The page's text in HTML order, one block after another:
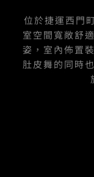
位於捷運西門
室空間寬敞舒
姿，室內佈置
肚皮舞的同時